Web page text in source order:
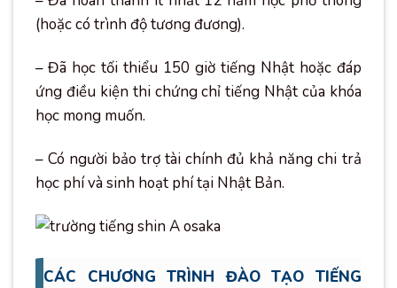
(hoặc có trình độ tương đương).
– Đã học tối thiểu 150 giờ tiếng Nhật hoặc đáp
ứng điều kiện thi chứng chỉ tiếng Nhật của khóa
học mong muốn.
– Có người bảo trợ tài chính đủ khả năng chi trả
học phí và sinh hoạt phí tại Nhật Bản.
CÁC CHƯƠNG TRÌNH ĐÀO TẠO TIẾNG